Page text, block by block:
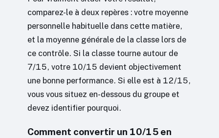
comparez-le à deux repères : votre moyenne
personnelle habituelle dans cette matière,
et la moyenne générale de la classe lors de
ce contrôle. Si la classe tourne autour de
7/15, votre 10/15 devient objectivement
une bonne performance. Si elle est à 12/15,
vous vous situez en-dessous du groupe et
devez identifier pourquoi.
Comment convertir un 10/15 en